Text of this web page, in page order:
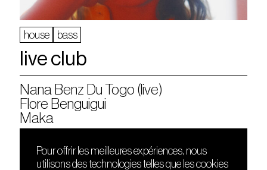
house bass
live club
Nana Benz Du Togo (live)
Flore Benguigui
Maka
DÉCOUVRIR
FRIENDS
Pour offrir les meilleures expériences, nous
utilisons des technologies telles que les cookies